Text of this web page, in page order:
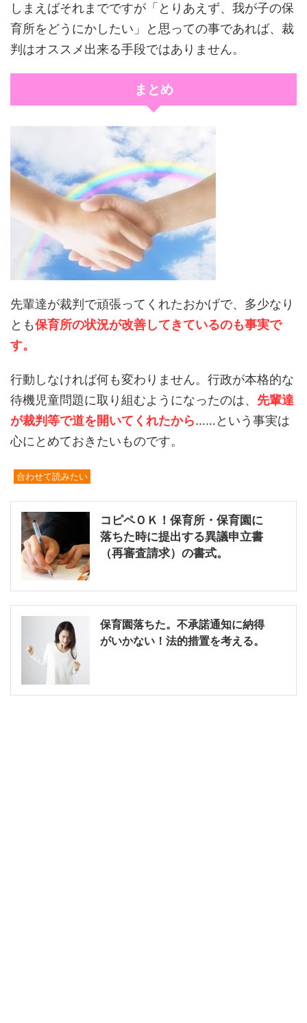
しまえばそれまでですが「とりあえず、我が子の保
育所をどうにかしたい」と思っての事であれば、裁
判はオススメ出来る手段ではありません。
まとめ
先輩達が裁判で頑張ってくれたおかげで、多少なり
とも保育所の状況が改善してきているのも事実で
す。
行動しなければ何も変わりません。行政が本格的な
待機児童問題に取り組むようになったのは、 先輩達
が裁判等で道を開いてくれたから……という事実は
心にとめておきたいものです。
合わせて読みたい
コピペＯＫ！保育所・保育園に
落ちた時に提出する異議申立書
（再審査請求）の書式。
保育園落ちた。不承諾通知に納得
がいかない！法的措置を考える。